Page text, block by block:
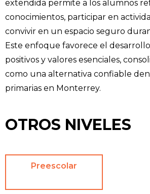
extendida permite a los alumnos
conocimientos, participar en
convivir en un espacio seguro
Este enfoque favorece el
positivos y valores esenciales,
como una alternativa confiable
primarias en Monterrey.
OTROS NIVELES
Preescolar